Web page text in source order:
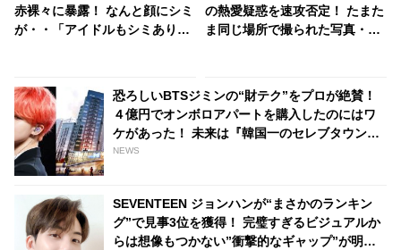
赤裸々に暴露！ なんと顔にシミ
が・・「アイドルもシミありま
の熱愛疑惑を速攻否定！ たまた
ま同じ場所で撮られた写真・・
恐ろしいBTSジミンの“財テク”をプロが絶賛！
４億円でオンボロアパートを購入したのにはワ
ケがあった！ 未来は『韓国一のセレブタウン』
の地主になるってホント？
NEWS
SEVENTEEN ジョンハンが“まさかのランキン
グ”で見事3位を獲得！ 完璧すぎるビジュアルか
らは想像もつかない”衝撃的なギャップ”が明ら